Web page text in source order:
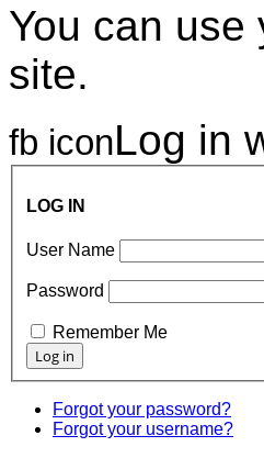
You can
site.
fb iconLog in
LOG IN
User Name
Password
Remember Me
Forgot your password?
Forgot your username?